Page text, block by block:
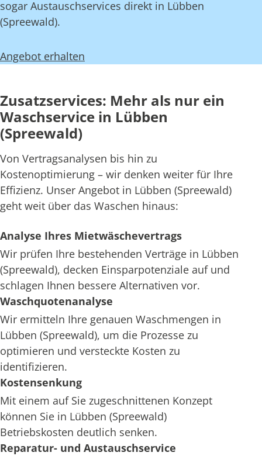
sogar Austauschservices direkt in Lübben
(Spreewald).
Angebot erhalten
Zusatzservices: Mehr als nur ein
Waschservice in Lübben
(Spreewald)
Von Vertragsanalysen bis hin zu
Kostenoptimierung – wir denken weiter für Ihre
Effizienz. Unser Angebot in Lübben (Spreewald)
geht weit über das Waschen hinaus:
Analyse Ihres Mietwäschevertrags
Wir prüfen Ihre bestehenden Verträge in Lübben
(Spreewald), decken Einsparpotenziale auf und
schlagen Ihnen bessere Alternativen vor.
Waschquotenanalyse
Wir ermitteln Ihre genauen Waschmengen in
Lübben (Spreewald), um die Prozesse zu
optimieren und versteckte Kosten zu
identifizieren.
Kostensenkung
Mit einem auf Sie zugeschnittenen Konzept
können Sie in Lübben (Spreewald)
Betriebskosten deutlich senken.
Reparatur- und Austauschservice